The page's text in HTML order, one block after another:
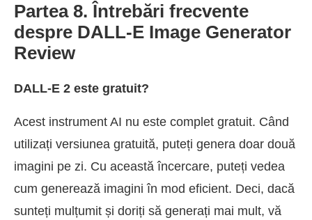
Partea 8. Întrebări frecvente
despre DALL-E Image Generator
Review
DALL-E 2 este gratuit?
Acest instrument AI nu este complet gratuit. Când
utilizați versiunea gratuită, puteți genera doar două
imagini pe zi. Cu această încercare, puteți vedea
cum generează imagini în mod eficient. Deci, dacă
sunteți mulțumit și doriți să generați mai mult, vă